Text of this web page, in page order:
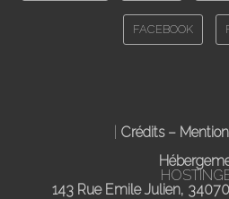
FACEBOOK
Crédits –
143 Rue Emile Julien,